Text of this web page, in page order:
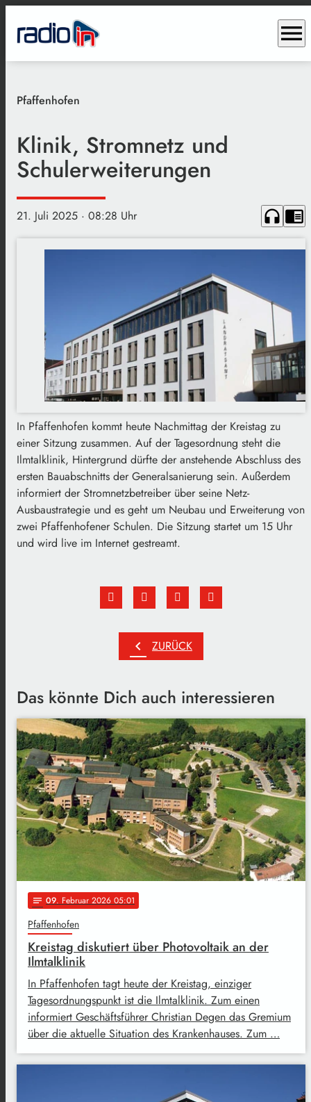
menu
Pfaffenhofen
Klinik, Stromnetz und
Schulerweiterungen
21. Juli 2025 · 08:28 Uhr headphones chrome_reader_mode
In Pfaffenhofen kommt heute Nachmittag der Kreistag zu
einer Sitzung zusammen. Auf der Tagesordnung steht die
Ilmtalklinik, Hintergrund dürfte der anstehende Abschluss des
ersten Bauabschnitts der Generalsanierung sein. Außerdem
informiert der Stromnetzbetreiber über seine Netz-
Ausbaustrategie und es geht um Neubau und Erweiterung von
zwei Pfaffenhofener Schulen. Die Sitzung startet um 15 Uhr
und wird live im Internet gestreamt.
chevron_left ZURÜCK
Das könnte Dich auch interessieren
notes 09. Februar 2026 05:01
Pfaffenhofen
Kreistag diskutiert über Photovoltaik an der
Ilmtalklinik
In Pfaffenhofen tagt heute der Kreistag, einziger
Tagesordnungspunkt ist die Ilmtalklinik. Zum einen
informiert Geschäftsführer Christian Degen das Gremium
über die aktuelle Situation des Krankenhauses. Zum …